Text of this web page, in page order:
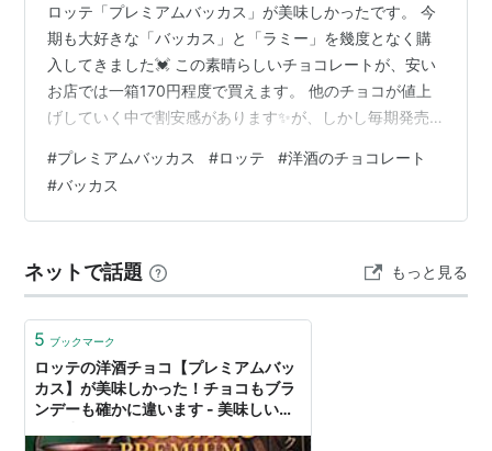
ロッテ「プレミアムバッカス」が美味しかったです。 今
期も大好きな「バッカス」と「ラミー」を幾度となく購
入してきました💓 この素晴らしいチョコレートが、安い
お店では一箱170円程度で買えます。 他のチョコが値上
げしていく中で割安感があります✨が、しかし毎期発売
酒が乳化タイプの物は、違うんです！だめなんです！も
う買わないと決めていたのに、去年パッケージに惹かれ
て買ってしまった「マロングラッセ」中途半端にアルコ
す、私はね🤭☆ ☆私のような下戸が、フワッと広がる洋
酒の刺激と甘いチョコレートのマリアー…
#プレミアムバッカス #ロッテ #洋酒のチョコレート
#バッカス
ネットで話題 もっと見る
5 ブックマーク
ロッテの洋酒チョコ【プレミアムバッ
カス】が美味しかった！チョコもブラ
ンデーも確かに違います - 美味しいも